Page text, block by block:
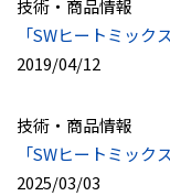
技術・商品情報
「SWヒートミック
2019/04/12
技術・商品情報
「SWヒートミック
2025/03/03